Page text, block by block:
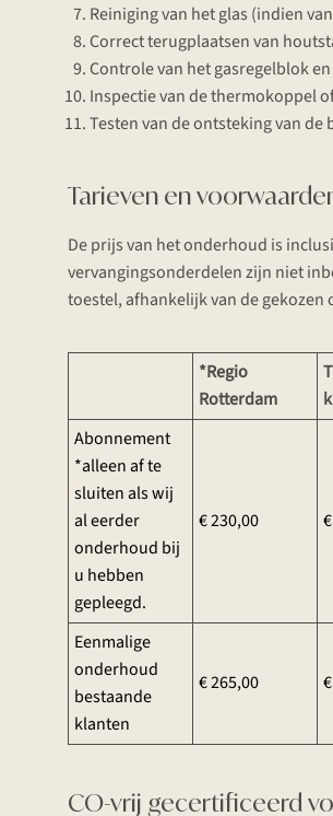
Reiniging van het glas (indien
Correct terugplaatsen van
Controle van het gasregelblok
Inspectie van de thermokoppel
Testen van de ontsteking van de
Tarieven en
De prijs van het onderhoud is
vervangingsonderdelen zijn niet
toestel, afhankelijk van de
*Regio
Rotterdam
Abonnement
*alleen af te
sluiten als wij
al eerder
onderhoud bij
u hebben
gepleegd.
€ 230,00
Eenmalige
onderhoud
bestaande
klanten
€ 265,00
CO-vrij gecertificeerd